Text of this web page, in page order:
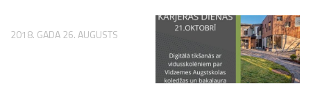
2018. GADA 26. AUGUSTS